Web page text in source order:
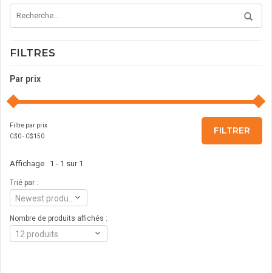
FILTRES
Par prix
Filtre par prix
C$0- C$150
FILTRER
Affichage 1 - 1 sur 1
Trié par :
Nombre de produits affichés :
12 produits